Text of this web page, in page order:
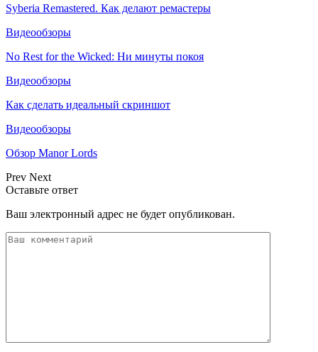
Syberia Remastered. Как делают ремастеры
Видеообзоры
No Rest for the Wicked: Ни минуты покоя
Видеообзоры
Как сделать идеальный скриншот
Видеообзоры
Обзор Manor Lords
Prev Next
Оставьте ответ
Ваш электронный адрес не будет опубликован.